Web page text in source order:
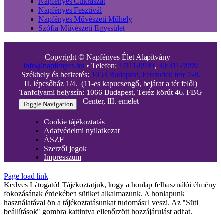
Napfényes Fesztivál
Napfényes Művészeti Műhely
Szófia Művészeti Egyesület
Copyright © Napfényes Élet Alapítvány –
info@napfenyes.hu • Telefon: 1/311-9999, 30/311-9999
Székhely és befizetés: 1053 Budapest, Ferenciek tere 7-8.
II. lépcsőház 1/4. (11-es kapucsengő, bejárat a tér felől)
Tanfolyami helyszín: 1066 Budapest, Teréz körút 46. FBG
Center, III. emelet
Toggle Navigation
Cookie tájékoztatás
Adatvédelmi nyilatkozat
ÁSZF
Szerzői jogok
Impresszum
Page load link
Kedves Látogató! Tájékoztatjuk, hogy a honlap felhasználói élmény
fokozásának érdekében sütiket alkalmazunk. A honlapunk
használatával ön a tájékoztatásunkat tudomásul veszi. Az "Süti
beállítások" gombra kattintva ellenőrzött hozzájárulást adhat.